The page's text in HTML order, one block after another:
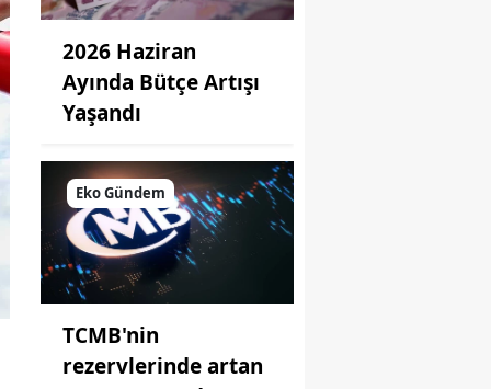
2026 Haziran
Ayında Bütçe Artışı
Yaşandı
Eko Gündem
TCMB'nin
rezervlerinde artan